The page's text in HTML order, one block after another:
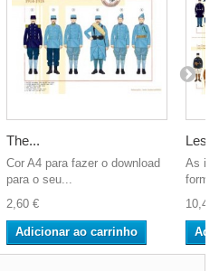
The...
Cor A4 para fazer o download
para o seu...
2,60 €
Adicionar ao carrinho
Les
As
10,40